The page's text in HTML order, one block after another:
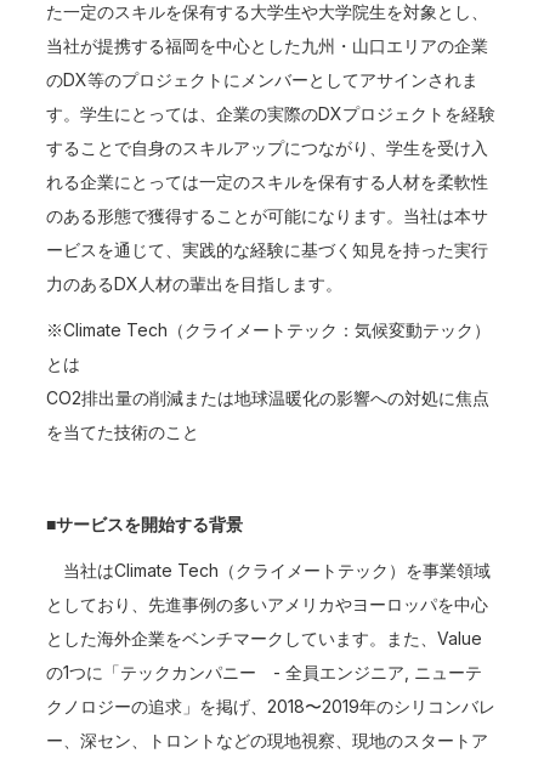
た一定のスキルを保有する大学生や大学院生を対象とし、
当社が提携する福岡を中心とした九州・山口エリアの企業
のDX等のプロジェクトにメンバーとしてアサインされま
す。学生にとっては、企業の実際のDXプロジェクトを経験
することで自身のスキルアップにつながり、学生を受け入
れる企業にとっては一定のスキルを保有する人材を柔軟性
のある形態で獲得することが可能になります。当社は本サ
ービスを通じて、実践的な経験に基づく知見を持った実行
力のあるDX人材の輩出を目指します。
※Climate Tech（クライメートテック：気候変動テック）
とは
CO2排出量の削減または地球温暖化の影響への対処に焦点
を当てた技術のこと
■サービスを開始する背景
当社はClimate Tech（クライメートテック）を事業領域
としており、先進事例の多いアメリカやヨーロッパを中心
とした海外企業をベンチマークしています。また、Value
の1つに「テックカンパニー - 全員エンジニア, ニューテ
クノロジーの追求」を掲げ、2018〜2019年のシリコンバレ
ー、深セン、トロントなどの現地視察、現地のスタートア